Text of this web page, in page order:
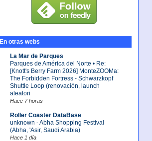
En otras webs
La Mar de Parques
Parques de América del Norte • Re:
[Knott's Berry Farm 2026] MonteZOOMa:
The Forbidden Fortress - Schwarzkopf
Shuttle Loop (renovación, launch
aleatori
Hace 7 horas
Roller Coaster DataBase
unknown - Abha Shopping Festival
(Abha, 'Asir, Saudi Arabia)
Hace 1 día